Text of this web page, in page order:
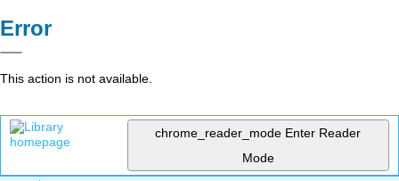
Error
This action is not available.
chrome_reader_mode Enter Reader
Mode